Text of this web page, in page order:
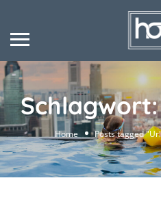
Home Posts tagged